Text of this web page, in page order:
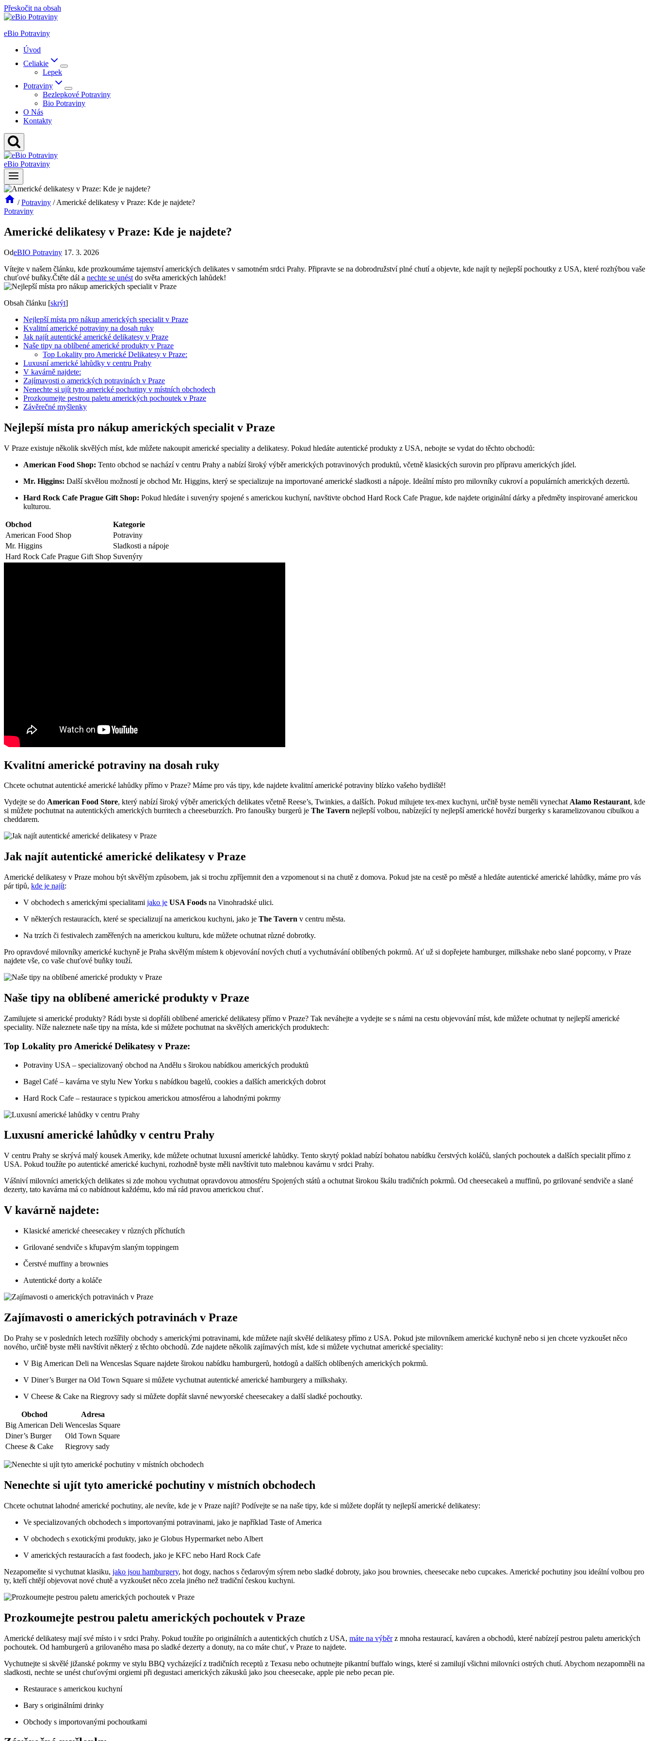
Přeskočit na obsah
eBio Potraviny
Úvod
Celiakie
Lepek
Potraviny
Bezlepkové Potraviny
Bio Potraviny
O Nás
Kontakty
eBio Potraviny
/ Potraviny / Americké delikatesy v Praze: Kde je najdete?
Potraviny
Americké delikatesy v Praze: Kde je najdete?
OdeBIO Potraviny 17. 3. 2026
Vítejte v našem článku, kde prozkoumáme tajemství amerických delikates v samotném srdci Prahy. Připravte se na dobrodružství plné chutí a objevte, kde najít ty nejlepší pochoutky z USA, které rozhýbou vaše
chuťové buňky.Čtěte dál a nechte se unést do světa amerických lahůdek!
Obsah článku [skrýt]
Nejlepší místa pro nákup amerických specialit v Praze
Kvalitní americké potraviny na dosah ruky
Jak najít autentické americké delikatesy v Praze
Naše tipy na oblíbené americké produkty v Praze
Top Lokality pro Americké Delikatesy v Praze:
Luxusní americké lahůdky v centru Prahy
V kavárně najdete:
Zajímavosti o amerických potravinách v Praze
Nenechte si ujít tyto americké pochutiny v místních obchodech
Prozkoumejte pestrou paletu amerických pochoutek v Praze
Závěrečné myšlenky
Nejlepší místa pro nákup amerických specialit v Praze
V Praze existuje několik skvělých míst, kde můžete nakoupit americké speciality a delikatesy. Pokud hledáte autentické produkty z USA, nebojte se vydat do těchto obchodů:
American Food Shop: Tento obchod se nachází v centru Prahy a nabízí široký výběr amerických potravinových produktů, včetně klasických surovin pro přípravu amerických jídel.
Mr. Higgins: Další skvělou možností je obchod Mr. Higgins, který se specializuje na importované americké sladkosti a nápoje. Ideální místo pro milovníky cukroví a populárních amerických dezertů.
Hard Rock Cafe Prague Gift Shop: Pokud hledáte i suvenýry spojené s americkou kuchyní, navštivte obchod Hard Rock Cafe Prague, kde najdete originální dárky a předměty inspirované americkou
kulturou.
Obchod
Kategorie
American Food Shop
Potraviny
Mr. Higgins
Sladkosti a nápoje
Hard Rock Cafe Prague Gift Shop Suvenýry
Kvalitní americké potraviny na dosah ruky
Chcete ochutnat autentické americké lahůdky přímo v Praze? Máme pro vás tipy, kde najdete kvalitní americké potraviny blízko vašeho bydliště!
Vydejte se do American Food Store, který nabízí široký výběr amerických delikates včetně Reese’s, Twinkies, a dalších. Pokud milujete tex-mex kuchyni, určitě byste neměli vynechatAlamo Restaurant, kde
si můžete pochutnat na autentických amerických burritech a cheeseburzích. Pro fanoušky burgerů je The Tavern nejlepší volbou, nabízející ty nejlepší americké hovězí burgerky s karamelizovanou cibulkou a
cheddarem.
Jak najít autentické americké delikatesy v Praze
Americké delikatesy v Praze mohou být skvělým způsobem, jak si trochu zpříjemnit den a vzpomenout si na chutě z domova. Pokud jste na cestě po městě a hledáte autentické americké lahůdky, máme pro vás
pár tipů, kde je najít:
V obchodech s americkými specialitami jako je USA Foods na Vinohradské ulici.
V některých restauracích, které se specializují na americkou kuchyni, jako je The Tavern v centru města.
Na trzích či festivalech zaměřených na americkou kulturu, kde můžete ochutnat různé dobrotky.
Pro opravdové milovníky americké kuchyně je Praha skvělým místem k objevování nových chutí a vychutnávání oblíbených pokrmů. Ať už si dopřejete hamburger, milkshake nebo slané popcorny, v Praze
najdete vše, co vaše chuťové buňky touží.
Naše tipy na oblíbené americké produkty v Praze
Zamilujete si americké produkty? Rádi byste si dopřáli oblíbené americké delikatesy přímo v Praze? Tak neváhejte a vydejte se s námi na cestu objevování míst, kde můžete ochutnat ty nejlepší americké
speciality. Níže naleznete naše tipy na místa, kde si můžete pochutnat na skvělých amerických produktech:
Top Lokality pro Americké Delikatesy v Praze:
Potraviny USA – specializovaný obchod na Andělu s širokou nabídkou amerických produktů
Bagel Café – kavárna ve stylu New Yorku s nabídkou bagelů, cookies a dalších amerických dobrot
Hard Rock Cafe – restaurace s typickou americkou atmosférou a lahodnými pokrmy
Luxusní americké lahůdky v centru Prahy
V centru Prahy se skrývá malý kousek Ameriky, kde můžete ochutnat luxusní americké lahůdky. Tento skrytý poklad nabízí bohatou nabídku čerstvých koláčů, slaných pochoutek a dalších specialit přímo z
USA. Pokud toužíte po autentické americké kuchyni, rozhodně byste měli navštívit tuto malebnou kavárnu v srdci Prahy.
Vášniví milovníci amerických delikates si zde mohou vychutnat opravdovou atmosféru Spojených států a ochutnat širokou škálu tradičních pokrmů. Od cheesecakeů a muffinů, po grilované sendviče a slané
dezerty, tato kavárna má co nabídnout každému, kdo má rád pravou americkou chuť.
V kavárně najdete:
Klasické americké cheesecakey v různých příchutích
Grilované sendviče s křupavým slaným toppingem
Čerstvé muffiny a brownies
Autentické dorty a koláče
Zajímavosti o amerických potravinách v Praze
Do Prahy se v posledních letech rozšířily obchody s americkými potravinami, kde můžete najít skvělé delikatesy přímo z USA. Pokud jste milovníkem americké kuchyně nebo si jen chcete vyzkoušet něco
nového, určitě byste měli navštívit některý z těchto obchodů. Zde najdete několik zajímavých míst, kde si můžete vychutnat americké speciality:
V Big American Deli na Wenceslas Square najdete širokou nabídku hamburgerů, hotdogů a dalších oblíbených amerických pokrmů.
V Diner’s Burger na Old Town Square si můžete vychutnat autentické americké hamburgery a milkshaky.
V Cheese & Cake na Riegrovy sady si můžete dopřát slavné newyorské cheesecakey a další sladké pochoutky.
Obchod
Adresa
Big American Deli Wenceslas Square
Diner’s Burger
Old Town Square
Cheese & Cake
Riegrovy sady
Nenechte si ujít tyto americké pochutiny v místních obchodech
Chcete ochutnat lahodné americké pochutiny, ale nevíte, kde je v Praze najít? Podívejte se na naše tipy, kde si můžete dopřát ty nejlepší americké delikatesy:
Ve specializovaných obchodech s importovanými potravinami, jako je například Taste of America
V obchodech s exotickými produkty, jako je Globus Hypermarket nebo Albert
V amerických restauracích a fast foodech, jako je KFC nebo Hard Rock Cafe
Nezapomeňte si vychutnat klasiku, jako jsou hamburgery, hot dogy, nachos s čedarovým sýrem nebo sladké dobroty, jako jsou brownies, cheesecake nebo cupcakes. Americké pochutiny jsou ideální volbou pro
ty, kteří chtějí objevovat nové chutě a vyzkoušet něco zcela jiného než tradiční českou kuchyni.
Prozkoumejte pestrou paletu amerických pochoutek v Praze
Americké delikatesy mají své místo i v srdci Prahy. Pokud toužíte po originálních a autentických chutích z USA, máte na výběrz mnoha restaurací, kaváren a obchodů, které nabízejí pestrou paletu amerických
pochoutek. Od hamburgerů a grilovaného masa po sladké dezerty a donuty, na co máte chuť, v Praze to najdete.
Vychutnejte si skvělé jižanské pokrmy ve stylu BBQ vycházející z tradičních receptů z Texasu nebo ochutnejte pikantní buffalo wings, které si zamilují všichni milovníci ostrých chutí. Abychom nezapomněli na
sladkosti, nechte se unést chuťovými orgiemi při degustaci amerických zákusků jako jsou cheesecake, apple pie nebo pecan pie.
Restaurace s americkou kuchyní
Bary s originálními drinky
Obchody s importovanými pochoutkami